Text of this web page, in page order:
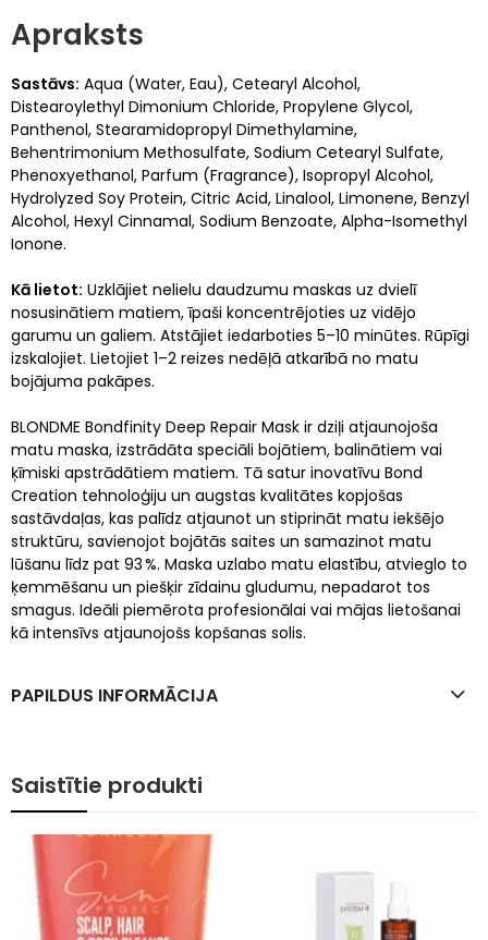
Apraksts
Sastāvs: Aqua (Water, Eau), Cetearyl Alcohol,
Distearoylethyl Dimonium Chloride, Propylene Glycol,
Panthenol, Stearamidopropyl Dimethylamine,
Behentrimonium Methosulfate, Sodium Cetearyl Sulfate,
Phenoxyethanol, Parfum (Fragrance), Isopropyl Alcohol,
Hydrolyzed Soy Protein, Citric Acid, Linalool, Limonene, Benzyl
Alcohol, Hexyl Cinnamal, Sodium Benzoate, Alpha-Isomethyl
Ionone.
Kā lietot: Uzklājiet nelielu daudzumu maskas uz dvielī
nosusinātiem matiem, īpaši koncentrējoties uz vidējo
garumu un galiem. Atstājiet iedarboties 5–10 minūtes. Rūpīgi
izskalojiet. Lietojiet 1–2 reizes nedēļā atkarībā no matu
bojājuma pakāpes.
BLONDME Bondfinity Deep Repair Mask ir dziļi atjaunojoša
matu maska, izstrādāta speciāli bojātiem, balinātiem vai
ķīmiski apstrādātiem matiem. Tā satur inovatīvu Bond
Creation tehnoloģiju un augstas kvalitātes kopjošas
sastāvdaļas, kas palīdz atjaunot un stiprināt matu iekšējo
struktūru, savienojot bojātās saites un samazinot matu
lūšanu līdz pat 93 %. Maska uzlabo matu elastību, atvieglo to
ķemmēšanu un piešķir zīdainu gludumu, nepadarot tos
smagus. Ideāli piemērota profesionālai vai mājas lietošanai
kā intensīvs atjaunojošs kopšanas solis.
PAPILDUS INFORMĀCIJA
Saistītie produkti